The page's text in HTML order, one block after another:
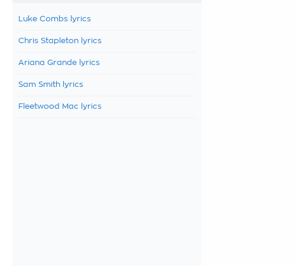
Luke Combs lyrics
Chris Stapleton lyrics
Ariana Grande lyrics
Sam Smith lyrics
Fleetwood Mac lyrics